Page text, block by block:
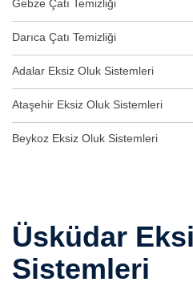
Gebze Çatı Temizliği
Darıca Çatı Temizliği
Adalar Eksiz Oluk Sistemleri
Ataşehir Eksiz Oluk Sistemleri
Beykoz Eksiz Oluk Sistemleri
Üsküdar
Sistemleri